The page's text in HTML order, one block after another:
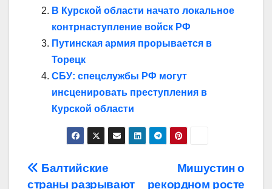
В Курской области начато локальное
контрнаступление войск РФ
Путинская армия прорывается в
Торецк
СБУ: спецслужбы РФ могут
инсценировать преступления в
Курской области
Навигация
Мишустин о
рекордном росте
Балтийские
страны разрывают